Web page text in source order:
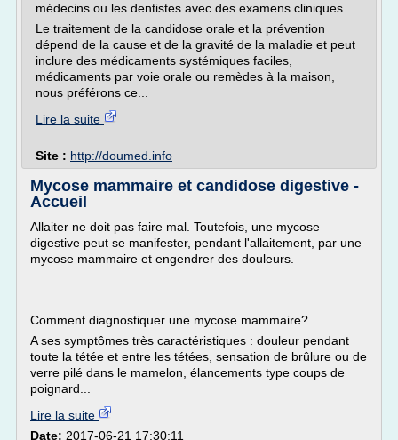
médecins ou les dentistes avec des examens cliniques.
Le traitement de la candidose orale et la prévention
dépend de la cause et de la gravité de la maladie et peut
inclure des médicaments systémiques faciles,
médicaments par voie orale ou remèdes à la maison,
nous préférons ce...
Lire la suite
Site : http://doumed.info
Mycose mammaire et candidose digestive -
Accueil
Allaiter ne doit pas faire mal. Toutefois, une mycose
digestive peut se manifester, pendant l'allaitement, par une
mycose mammaire et engendrer des douleurs.
Comment diagnostiquer une mycose mammaire?
A ses symptômes très caractéristiques : douleur pendant
toute la tétée et entre les tétées, sensation de brûlure ou de
verre pilé dans le mamelon, élancements type coups de
poignard...
Lire la suite
Date: 2017-06-21 17:30:11